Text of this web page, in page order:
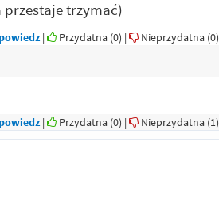
przestaje trzymać)
| Przydatna (0) | Nieprzydatna (0)
| Przydatna (0) | Nieprzydatna (1)